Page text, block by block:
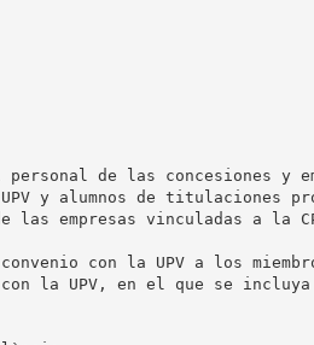
de las concesiones y
y alumnos de titulaciones
las empresas vinculadas a la
con la UPV a los
la UPV, en el que se